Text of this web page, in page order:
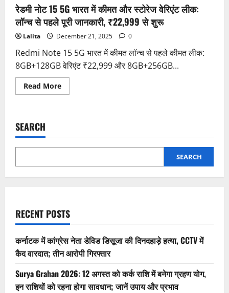
बड़ा
खुलासा
रेडमी नोट 15 5G भारत में कीमत और स्टोरेज वेरिएंट लीक:
लॉन्च से पहले पूरी जानकारी, ₹22,999 से शुरू
Lalita December 21, 2025 0
Redmi Note 15 5G भारत में कीमत लॉन्च से पहले कीमत लीक:
8GB+128GB वेरिएंट ₹22,999 और 8GB+256GB...
Read MoreRead
more
भारत
कीमत
स्टोरेज
लीक:
जानकारी,
₹22,999
शुरू
SEARCH
SEARCH
RECENT POSTS
कर्नाटक में कांग्रेस नेता डेविड डिसूजा की दिनदहाड़े हत्या, CCTV में
कैद वारदात; तीन आरोपी गिरफ्तार
Surya Grahan 2026: 12 अगस्त को कर्क राशि में बनेगा ग्रहण योग,
इन राशियों को रहना होगा सावधान; जानें उपाय और प्रभाव